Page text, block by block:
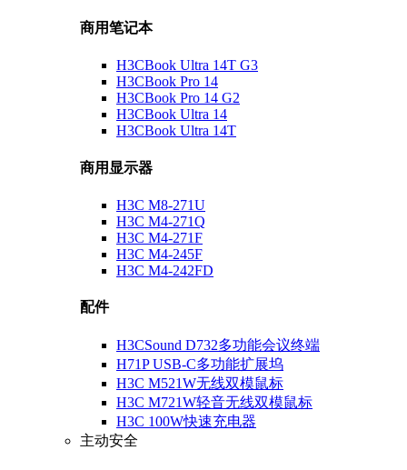
商用笔记本
H3CBook Ultra 14T G3
H3CBook Pro 14
H3CBook Pro 14 G2
H3CBook Ultra 14
H3CBook Ultra 14T
商用显示器
H3C M8-271U
H3C M4-271Q
H3C M4-271F
H3C M4-245F
H3C M4-242FD
配件
H3CSound D732多功能会议终端
H71P USB-C多功能扩展坞
H3C M521W无线双模鼠标
H3C M721W轻音无线双模鼠标
H3C 100W快速充电器
主动安全